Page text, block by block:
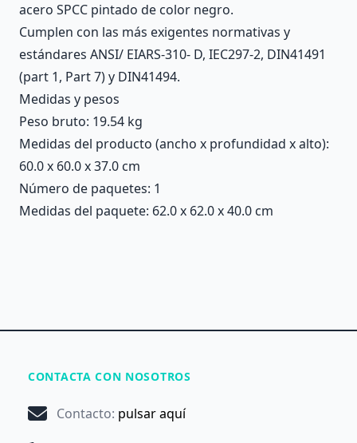
acero SPCC pintado de color negro.
Cumplen con las más exigentes normativas y
estándares ANSI/ EIARS-310- D, IEC297-2, DIN41491
(part 1, Part 7) y DIN41494.
Medidas y pesos
Peso bruto: 19.54 kg
Medidas del producto (ancho x profundidad x alto):
60.0 x 60.0 x 37.0 cm
Número de paquetes: 1
Medidas del paquete: 62.0 x 62.0 x 40.0 cm
CONTACTA CON NOSOTROS
Contacto: pulsar aquí